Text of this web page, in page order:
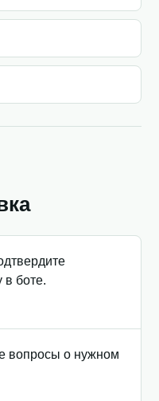
в боте.
вопросы о нужном